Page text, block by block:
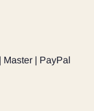
Master | PayPal